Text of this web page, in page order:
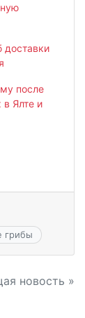
доставки
после
в Ялте и
грибы
новость »